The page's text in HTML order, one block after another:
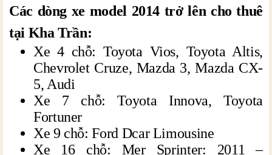
Các dòng xe model 2014 trở lên cho thuê
tại Kha Trần:
Xe 4 chỗ: Toyota Vios, Toyota Altis,
Chevrolet Cruze, Mazda 3, Mazda CX-
5, Audi
Xe 7 chỗ: Toyota Innova, Toyota
Fortuner
Xe 9 chỗ: Ford Dcar Limousine
Xe 16 chỗ: Mer Sprinter: 2011 –